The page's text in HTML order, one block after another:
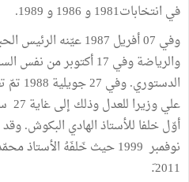
في انتخابات1981 و 1986 و 1989.
وفي 07 أفريل 1987
والرياضة وفي 17 أكتوبر
2011.َ